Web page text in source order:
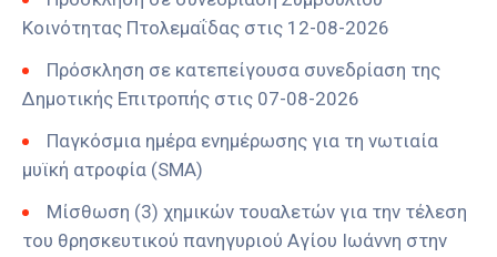
Κοινότητας Πτολεμαΐδας στις 12-08-2026
Πρόσκληση σε κατεπείγουσα συνεδρίαση της
Δημοτικής Επιτροπής στις 07-08-2026
Παγκόσμια ημέρα ενημέρωσης για τη νωτιαία
μυϊκή ατροφία (SMA)
Μίσθωση (3) χημικών τουαλετών για την τέλεση
του θρησκευτικού πανηγυριού Αγίου Ιωάννη στην